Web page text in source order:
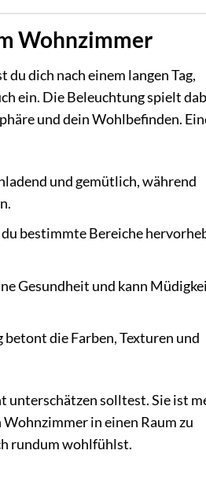
Wohnzimmer
dich nach einem langen Tag,
ein. Die Beleuchtung spielt
und dein Wohlbefinden.
und gemütlich, während
bestimmte Bereiche
Gesundheit und kann
die Farben, Texturen und
unterschätzen solltest. Sie ist
in einen Raum zu
rundum wohlfühlst.